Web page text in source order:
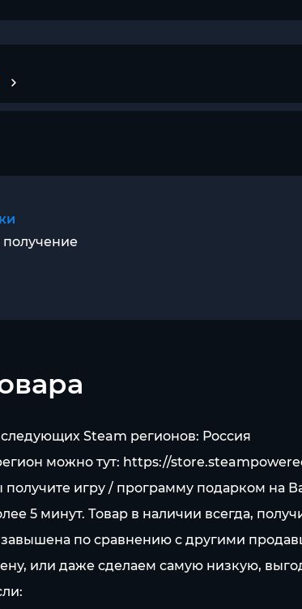
Steam регионов: Россия
можно тут: https://
игру / программу подарком на
5 минут. Товар в наличии всегда,
по сравнению с другими
или даже сделаем самую низкую,